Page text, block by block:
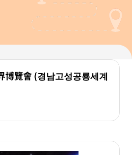
博覽會 (경남고성공룡세계